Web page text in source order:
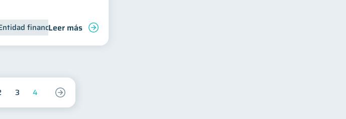
financiera Finanzas personales
Leer más
3 4